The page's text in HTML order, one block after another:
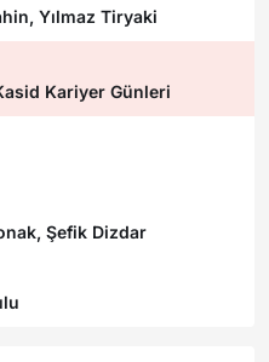
Yılmaz Tiryaki
Kariyer Günleri
Şefik Dizdar